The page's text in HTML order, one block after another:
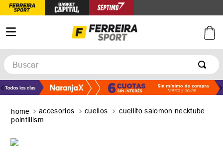
Buscar
TÉRMINOS MÁS BUSCADOS
2.
zapatillas
accesorios cuellos
cuellito salomon necktube
pointillism